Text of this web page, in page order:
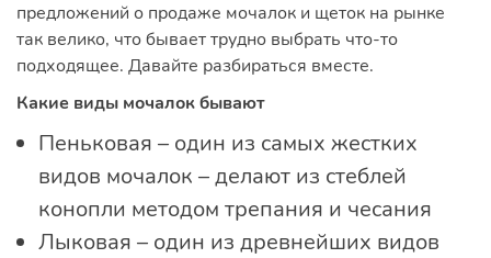
предложений о продаже мочалок и щеток на рынке
так велико, что бывает трудно выбрать что-то
подходящее. Давайте разбираться вместе.
Какие виды мочалок бывают
Пеньковая – один из самых жестких
видов мочалок – делают из стеблей
конопли методом трепания и чесания
Лыковая – один из древнейших видов